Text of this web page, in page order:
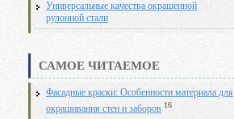
Универсальные качества окрашенной
рулонной стали
САМОЕ ЧИТАЕМОЕ
Фасадные краски: Особенности материала для
окрашивания стен и заборов 16